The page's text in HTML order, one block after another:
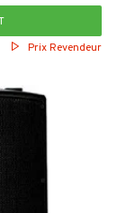
Prix Revendeur